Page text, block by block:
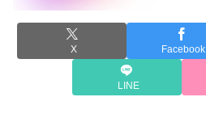
X Facebook
LINE